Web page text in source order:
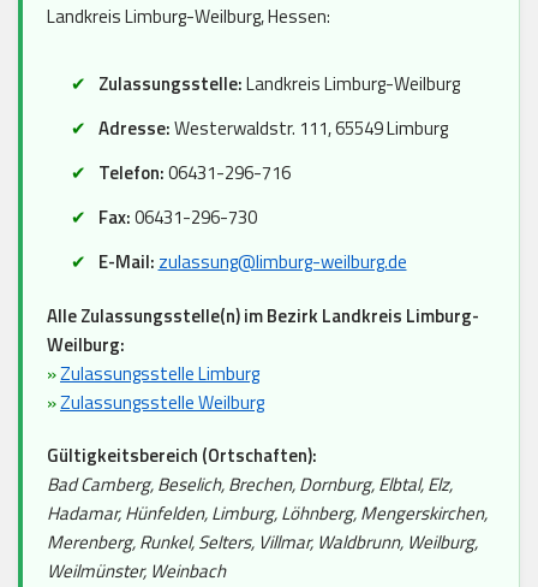
Landkreis Limburg-Weilburg, Hessen:
Zulassungsstelle:Landkreis Limburg-Weilburg
Adresse:Westerwaldstr. 111, 65549 Limburg
Telefon:06431-296-716
Fax:06431-296-730
E-Mail: zulassung@limburg-weilburg.de
Alle Zulassungsstelle(n) im Bezirk Landkreis Limburg-
Weilburg:
»Zulassungsstelle Limburg
»Zulassungsstelle Weilburg
Gültigkeitsbereich (Ortschaften):
Bad Camberg, Beselich, Brechen, Dornburg, Elbtal, Elz,
Hadamar, Hünfelden, Limburg, Löhnberg, Mengerskirchen,
Merenberg, Runkel, Selters, Villmar, Waldbrunn, Weilburg,
Weilmünster, Weinbach